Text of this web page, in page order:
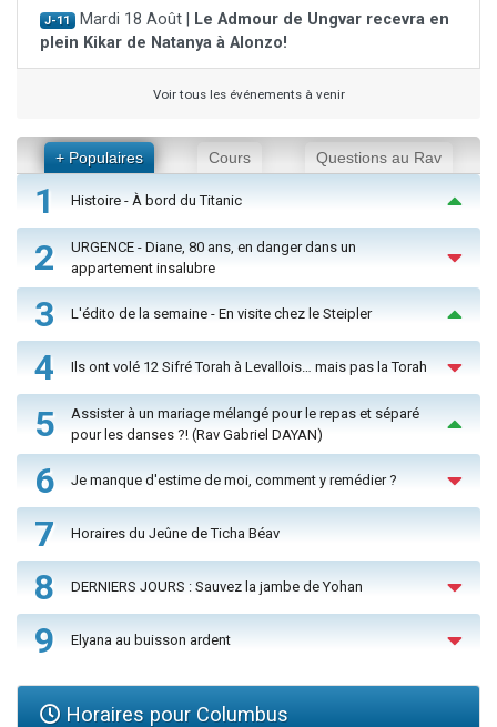
J-11 Mardi 18 Août |
Le Admour de Ungvar recevra en
plein Kikar de Natanya à Alonzo!
Voir tous les événements à venir
+ Populaires Cours Questions au Rav
1 Histoire - À bord du Titanic
2
URGENCE - Diane, 80 ans, en danger dans un
appartement insalubre
3 L'édito de la semaine - En visite chez le Steipler
4 Ils ont volé 12 Sifré Torah à Levallois… mais pas la Torah
5
Assister à un mariage mélangé pour le repas et séparé
pour les danses ?! (Rav Gabriel DAYAN)
6 Je manque d'estime de moi, comment y remédier ?
7 Horaires du Jeûne de Ticha Béav
8 DERNIERS JOURS : Sauvez la jambe de Yohan
9 Elyana au buisson ardent
Horaires pour Columbus